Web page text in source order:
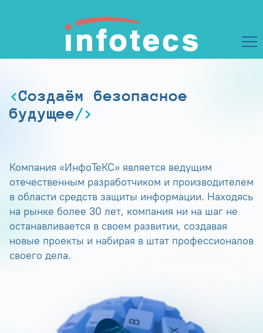
Создаём безопасное
будущее
Компания «ИнфоТеКС» является ведущим
отечественным разработчиком и производителем
в области средств защиты информации. Находясь
на рынке более 30 лет, компания ни на шаг не
останавливается в своем развитии, создавая
новые проекты и набирая в штат профессионалов
своего дела.